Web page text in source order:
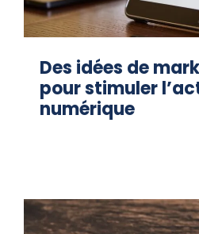
Des idées de
pour stimuler
numérique